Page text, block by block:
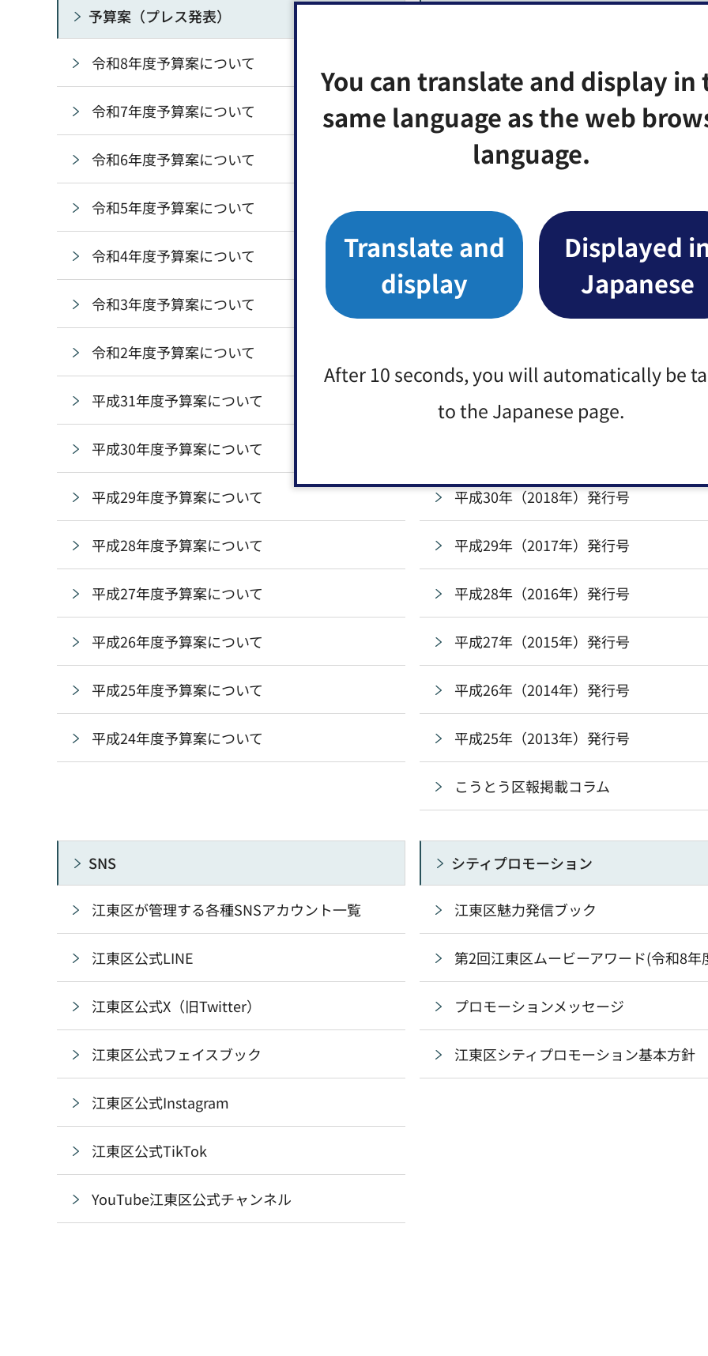
You can translate and display in
same language as the web
language.
Translate and
display
Displayed
Japanese
After 10 seconds, you will automatically be
to the Japanese page.
予算案（プレス発表）
令和8年度予算案について
令和7年度予算案について
令和6年度予算案について
令和5年度予算案について
令和4年度予算案について
令和3年度予算案について
令和2年度予算案について
平成31年度予算案について
平成30年度予算案について
平成29年度予算案について
平成28年度予算案について
平成27年度予算案について
平成26年度予算案について
平成25年度予算案について
平成24年度予算案について
令和8年（2026年）発行号
令和7年（2025年）発行号
令和6年（2024年）発行号
令和5年（2023年）発行号
令和4年（2022年）発行号
令和2年（2020年）発行号
平成30年（2018年）発行号
平成29年（2017年）発行号
平成28年（2016年）発行号
平成27年（2015年）発行号
平成26年（2014年）発行号
平成25年（2013年）発行号
こうとう区報掲載コラム
SNS
江東区が管理する各種SNSアカウント一覧
江東区公式LINE
江東区公式X（旧Twitter）
江東区公式フェイスブック
江東区公式Instagram
江東区公式TikTok
YouTube江東区公式チャンネル
シティプロモーション
江東区魅力発信ブック
第2回江東区ムービーアワード(令和8年
プロモーションメッセージ
江東区シティプロモーション基本方針